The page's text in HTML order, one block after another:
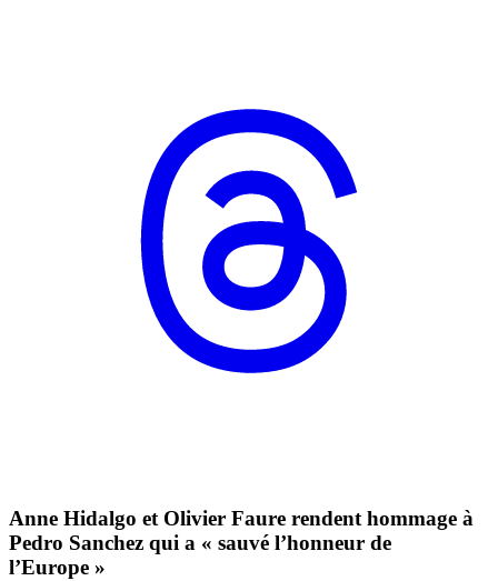
Anne Hidalgo et Olivier Faure rendent hommage à
Pedro Sanchez qui a « sauvé l’honneur de
l’Europe »